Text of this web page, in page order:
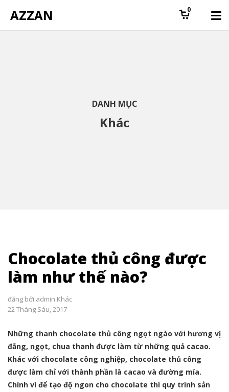
AZZAN 0
DANH MỤC
Khác
Chocolate thủ công được
làm như thế nào?
đăng bởi admin Khác
22 Tháng Sáu, 2017
Những thanh chocolate thủ công ngọt ngào với hương vị
đắng, ngọt, chua thanh được làm từ những quả cacao.
Khác với chocolate công nghiệp, chocolate thủ công
được làm chỉ với thành phần là cacao và đường mía.
Chính vì để tạo độ ngon cho chocolate thì quy trình sản